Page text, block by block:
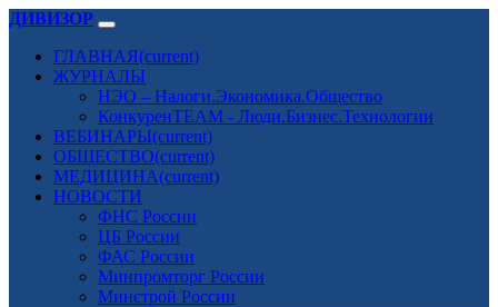
ДИВИЗОР
ГЛАВНАЯ(current)
ЖУРНАЛЫ
НЭО – Налоги.Экономика.Общество
КонкуренTEAM - Люди.Бизнес.Технологии
ВЕБИНАРЫ(current)
ОБЩЕСТВО(current)
МЕДИЦИНА(current)
НОВОСТИ
ФНС России
ЦБ России
ФАС России
Минпромторг России
Минстрой России